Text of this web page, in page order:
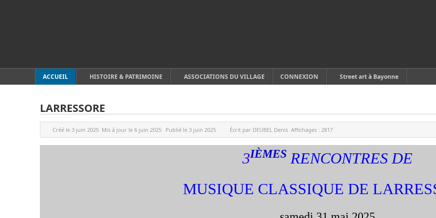
ACCUEIL HISTOIRE & PATRIMOINE ASSOCIATIONS DU VILLAGE CONNEXION Street art à Bayonne
LARRESSORE
Créé le 3 juin 2025 Mis à jour le 6 juin 2025 Publié le 3 juin 2025 Écrit par DEUBEL Denis Affichages : 2817
3IÈMES RENCONTRES DE
MUSIQUE CLASSIQUE DE